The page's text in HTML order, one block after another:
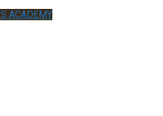
ACADEMY